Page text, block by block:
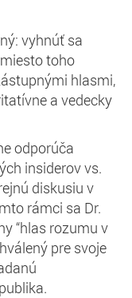
vyhnúť sa
toho
hlasmi,
a vedecky
odporúča
insiderov vs.
diskusiu v
rámci sa Dr.
“hlas rozumu v
pre svoje